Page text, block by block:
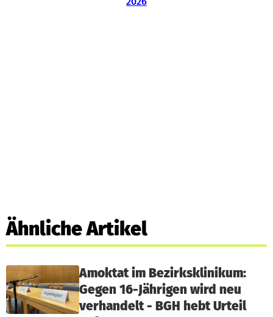
Ähnliche Artikel
Amoktat im Bezirksklinikum:
Gegen 16-Jährigen wird neu
verhandelt - BGH hebt Urteil